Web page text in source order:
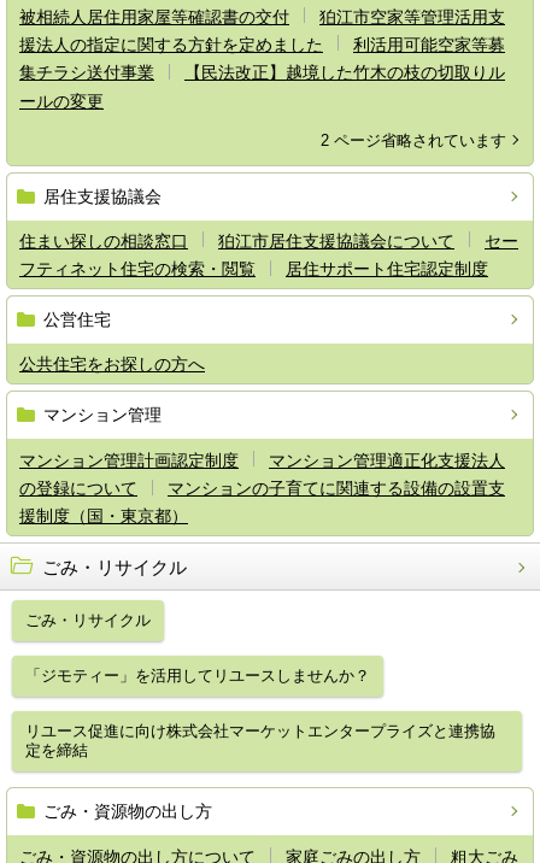
被相続人居住用家屋等確認書の交付
狛江市空家等管理活用支
援法人の指定に関する方針を定めました
利活用可能空家等募
集チラシ送付事業
【民法改正】越境した竹木の枝の切取りル
ールの変更
2 ページ省略されています
居住支援協議会
住まい探しの相談窓口 狛江市居住支援協議会について
セー
フティネット住宅の検索・閲覧
居住サポート住宅認定制度
公営住宅
公共住宅をお探しの方へ
マンション管理
マンション管理計画認定制度
マンション管理適正化支援法人
の登録について
マンションの子育てに関連する設備の設置支
援制度（国・東京都）
ごみ・リサイクル
ごみ・リサイクル
「ジモティー」を活用してリユースしませんか？
リユース促進に向け株式会社マーケットエンタープライズと連携協
定を締結
ごみ・資源物の出し方
ごみ・資源物の出し方について 家庭ごみの出し方 粗大ごみ